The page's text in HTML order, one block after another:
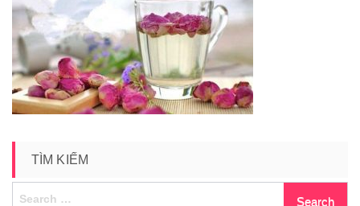
hong-
say-
kho
TÌM KIẾM
Search